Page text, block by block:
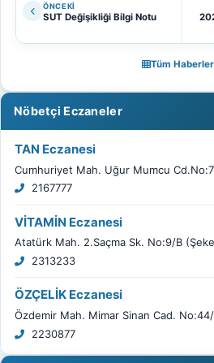
ÖNCEKI
SUT Değişikliği Bilgi Notu
Tüm Haberler
Nöbetçi Eczaneler
TAN Eczanesi
Cumhuriyet Mah. Uğur Mumcu
2167777
VİTAMİN Eczanesi
Atatürk Mah. 2.Saçma Sk. No:9/B
2313233
ÖZÇELİK Eczanesi
Özdemir Mah. Mimar Sinan Cad.
2230877